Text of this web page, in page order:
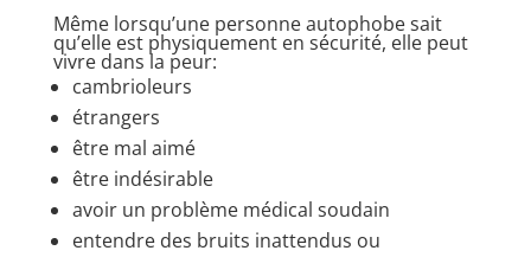
Même lorsqu’une personne autophobe sait
qu’elle est physiquement en sécurité, elle peut
vivre dans la peur:
cambrioleurs
étrangers
être mal aimé
être indésirable
avoir un problème médical soudain
entendre des bruits inattendus ou